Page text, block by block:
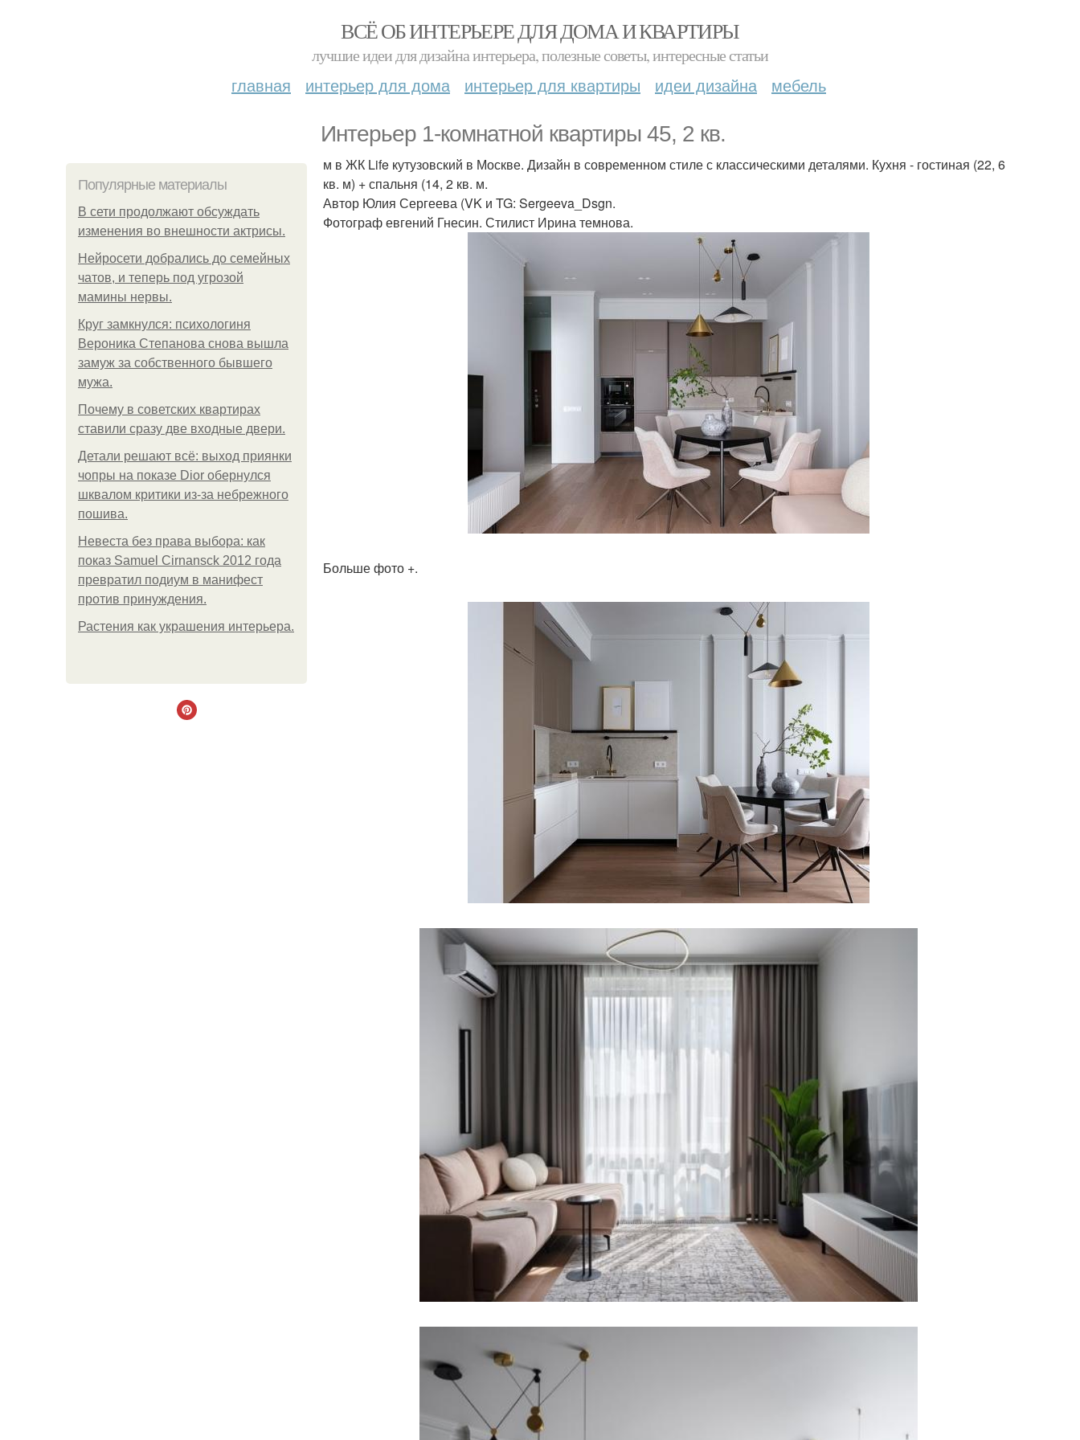
ВСЁ ОБ ИНТЕРЬЕРЕ ДЛЯ ДОМА И КВАРТИРЫ
лучшие идеи для дизайна интерьера, полезные советы, интересные статьи
главная интерьер для дома интерьер для квартиры идеи дизайна мебель
Интерьер 1-комнатной квартиры 45, 2 кв.
Популярные материалы
В сети продолжают обсуждать
изменения во внешности актрисы.
Нейросети добрались до семейных
чатов, и теперь под угрозой
мамины нервы.
Круг замкнулся: психологиня
Вероника Степанова снова вышла
замуж за собственного бывшего
мужа.
Почему в советских квартирах
ставили сразу две входные двери.
Детали решают всё: выход приянки
чопры на показе Dior обернулся
шквалом критики из-за небрежного
пошива.
Невеста без права выбора: как
показ Samuel Cirnansck 2012 года
превратил подиум в манифест
против принуждения.
Растения как украшения интерьера.
м в ЖК Life кутузовский в Москве. Дизайн в современном стиле с классическими деталями. Кухня - гостиная (22, 6
кв. м) + спальня (14, 2 кв. м.
Автор Юлия Сергеева (VK и TG: Sergeeva_Dsgn.
Фотограф евгений Гнесин. Стилист Ирина темнова.
Больше фото +.